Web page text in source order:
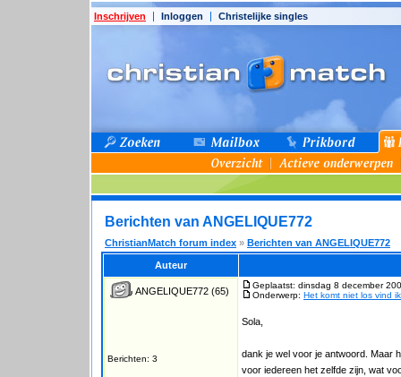
Inschrijven Inloggen Christelijke singles
Berichten van ANGELIQUE772
ChristianMatch forum index » Berichten van ANGELIQUE772
Auteur
ANGELIQUE772 (65)
Berichten: 3
Geplaatst: dinsdag 8 december
Onderwerp: Het komt niet los vind
Sola,
dank je wel voor je antwoord. Maar
voor iedereen het zelfde zijn, wat